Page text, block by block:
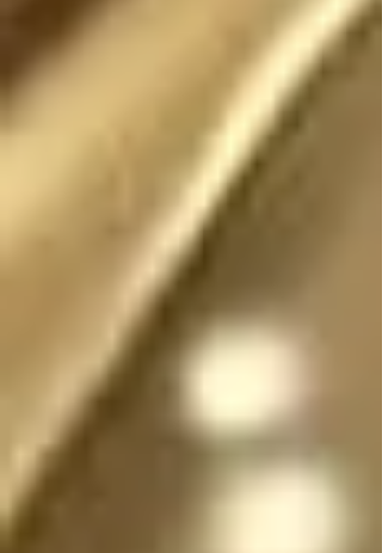
Existió (o existe) una
realidad donde este
escrito no fue (o no
es) fantasía
En dicha realidad, los
ángeles no tienen
sexo, por lo que se
pueden mostrar en su
forma divina femenina
o masculina, y pueden
cambiar de forma y